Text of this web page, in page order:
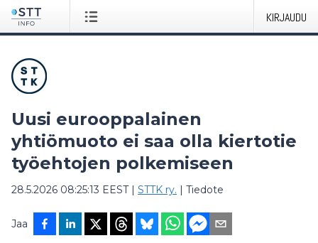
KIRJAUDU
Uusi eurooppalainen
yhtiömuoto ei saa olla kiertotie
työ­ehtojen polkemiseen
28.5.2026 08:25:13 EEST| STTK ry. | Tiedote
Jaa